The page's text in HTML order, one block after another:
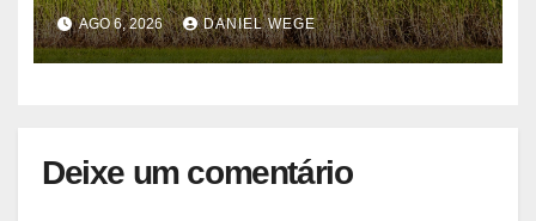
quinzenas de junho
AGO 6, 2026 DANIEL WEGE
Deixe um comentário